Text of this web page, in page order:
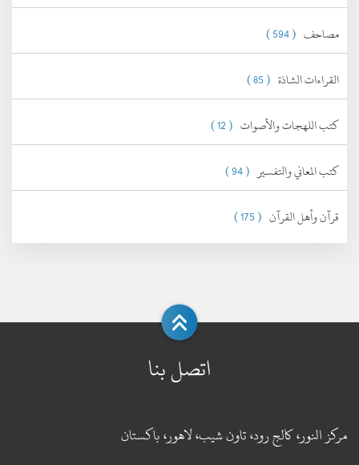
مصاحف ( 594 )
القراءات الشاذة ( 85 )
كتب اللهجات والأصوات ( 12 )
كتب المعاني والتفسير ( 94 )
قرآن وأهل القرآن ( 175 )
اتصل بنا
مركز النور، كالج رود، تاون شيب، لاهور، باكستان